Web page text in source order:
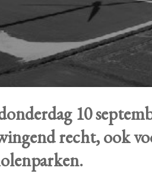
10
recht, ook